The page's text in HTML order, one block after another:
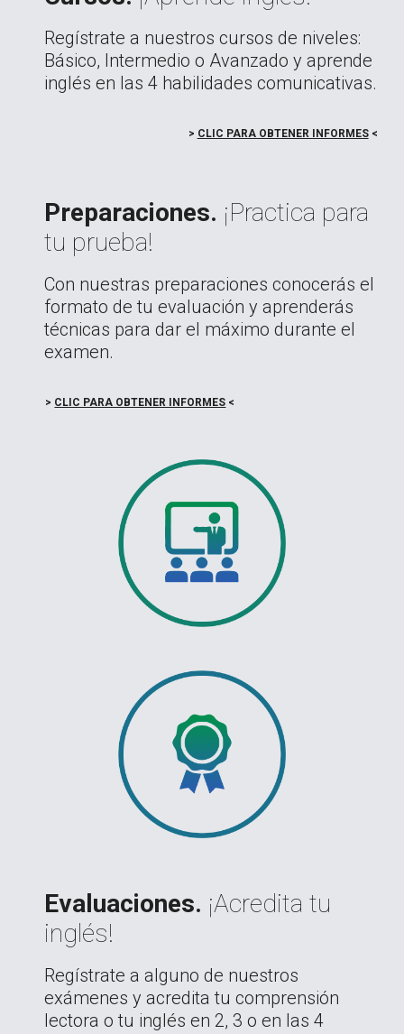
Regístrate a nuestros cursos de niveles:
Básico, Intermedio o Avanzado y aprende
inglés en las 4 habilidades comunicativas.
> CLIC PARA OBTENER INFORMES<
Preparaciones. ¡Practica para
tu prueba!
Con nuestras preparaciones conocerás el
formato de tu evaluación y aprenderás
técnicas para dar el máximo durante el
examen.
> CLIC PARA OBTENER INFORMES <
Evaluaciones. ¡Acredita tu
inglés!
Regístrate a alguno de nuestros
exámenes y acredita tu comprensión
lectora o tu inglés en 2, 3 o en las 4